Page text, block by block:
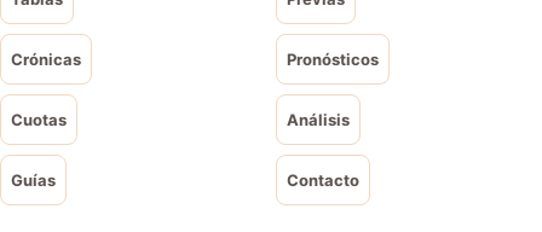
Crónicas Pronósticos
Cuotas Análisis
Guías Contacto